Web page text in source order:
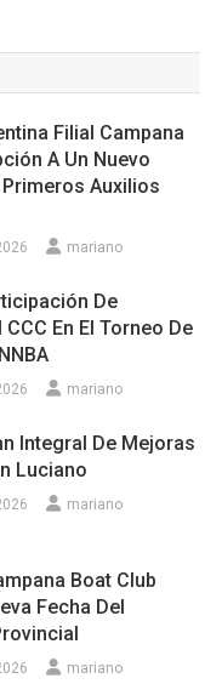
Filial Campana
A Un Nuevo
Primeros Auxilios
mariano
De
En El Torneo De
mariano
Integral De Mejoras
Luciano
mariano
Boat Club
Fecha Del
mariano